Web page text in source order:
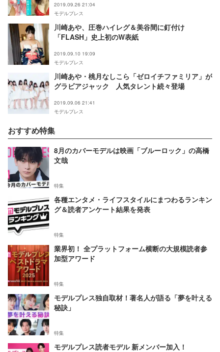
2019.09.26 21:04
モデルプレス
川崎あや、圧巻ハイレグ＆美谷間に釘付け
「FLASH」史上初のW表紙
2019.09.10 19:09
モデルプレス
川崎あや・桃月なしこら「ゼロイチファミリア」が
グラビアジャック 人気タレント続々登場
2019.09.06 21:41
モデルプレス
おすすめ特集
8月のカバーモデルは映画「ブルーロック」の高橋
文哉
特集
各種エンタメ・ライフスタイルにまつわるランキン
グ＆読者アンケート結果を発表
特集
業界初！ 全プラットフォーム横断の大規模読者参
加型アワード
特集
モデルプレス独自取材！著名人が語る「夢を叶える
秘訣」
特集
モデルプレス読者モデル 新メンバー加入！